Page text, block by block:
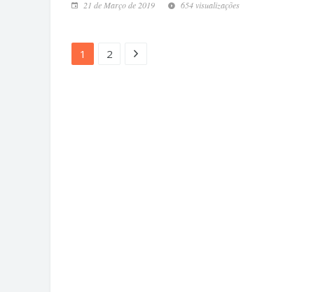
21 de Março de 2019 654 visualizações
1 2